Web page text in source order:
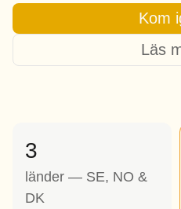
Kom
Läs
3
länder — SE, NO &
DK